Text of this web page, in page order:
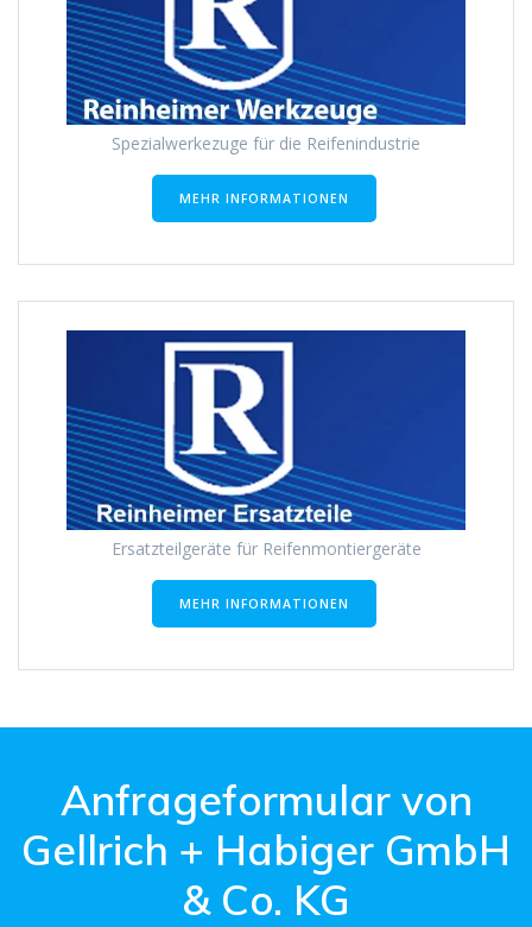
Spezialwerkezuge für die Reifenindustrie
MEHR INFORMATIONEN
Ersatzteilgeräte für Reifenmontiergeräte
MEHR INFORMATIONEN
Anfrageformular von
Gellrich + Habiger GmbH
& Co. KG